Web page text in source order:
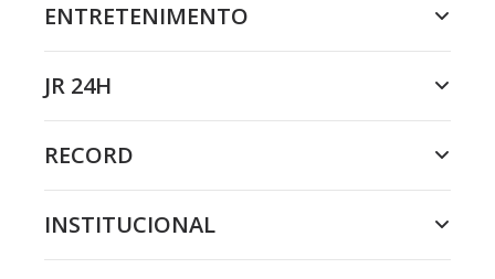
ENTRETENIMENTO
JR 24H
RECORD
INSTITUCIONAL